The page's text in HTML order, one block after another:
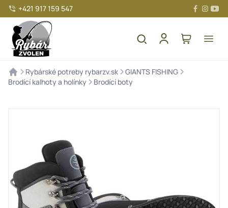
+421 917 159 547
> Rybárské potreby rybarzv.sk >GIANTS FISHING >
Brodící kalhoty a holínky > Brodící boty